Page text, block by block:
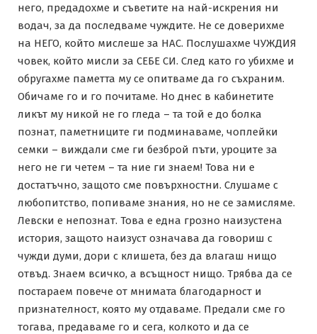
него, предадохме и съветите на най-искрения ни
водач, за да последваме чуждите. Не се доверихме
на НЕГО, който мислеше за НАС. Послушахме ЧУЖДИЯ
човек, който мисли за СЕБЕ СИ. След като го убихме и
обругахме паметта му се опитваме да го съхраним.
Обичаме го и го почитаме. Но днес в кабинетите
ликът му никой не го гледа – та той е до болка
познат, паметниците ги подминаваме, чоплейки
семки – виждали сме ги безброй пъти, уроците за
него не ги четем – та ние ги знаем! Това ни е
достатъчно, защото сме повърхностни. Слушаме с
любопитство, попиваме знания, но не се замисляме.
Левски е непознат. Това е една грозно наизустена
история, защото наизуст означава да говориш с
чужди думи, дори с клишета, без да влагаш нищо
отвъд. Знаем всичко, а всъщност нищо. Трябва да се
постараем повече от мнимата благодарност и
признателност, която му отдаваме. Предали сме го
тогава, предаваме го и сега, колкото и да се